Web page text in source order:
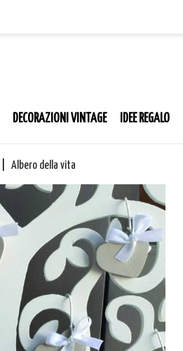
DECORAZIONI VINTAGE IDEE REGALO
Albero della vita